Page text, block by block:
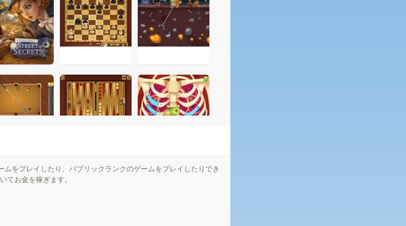
をプレイしたり、パブリックランクのゲームをプレイしたりでき
てお金を稼ぎます。